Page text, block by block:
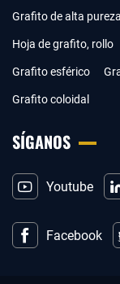
Grafito de alta pureza
Hoja de grafito, rollo
Grafito esférico
Grafito coloidal
SÍGANOS
Youtube
Facebook